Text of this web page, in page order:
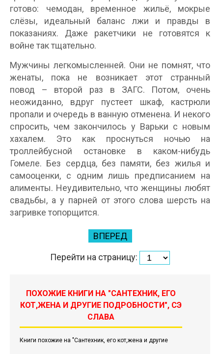
готово: чемодан, временное жильё, мокрые
слёзы, идеальный баланс лжи и правды в
показаниях. Даже ракетчики не готовятся к
войне так тщательно.
Мужчины легкомысленней. Они не помнят, что
женаты, пока не возникает этот странный
повод – второй раз в ЗАГС. Потом, очень
неожиданно, вдруг пустеет шкаф, кастрюли
пропали и очередь в ванную отменена. И некого
спросить, чем закончилось у Варьки с новым
хахалем. Это как проснуться ночью на
троллейбусной остановке в каком-нибудь
Гомеле. Без сердца, без памяти, без жилья и
самооценки, с одним лишь предписанием на
алименты. Неудивительно, что женщины любят
свадьбы, а у парней от этого слова шерсть на
загривке топорщится.
ВПЕРЕД
Перейти на страницу:
ПОХОЖИЕ КНИГИ НА "САНТЕХНИК, ЕГО
КОТ,ЖЕНА И ДРУГИЕ ПОДРОБНОСТИ", СЭ
СЛАВА
Книги похожие на "Сантехник, его кот,жена и другие